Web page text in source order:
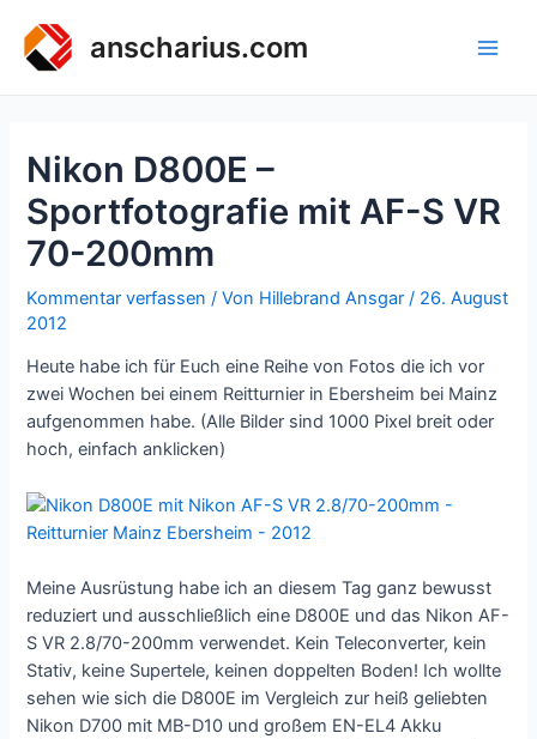
Inhalt
springen
anscharius.com
Nikon D800E –
Sportfotografie mit AF-S VR
70-200mm
Kommentar verfassen / Von Hillebrand Ansgar / 26. August
2012
Heute habe ich für Euch eine Reihe von Fotos die ich vor
zwei Wochen bei einem Reitturnier in Ebersheim bei Mainz
aufgenommen habe. (Alle Bilder sind 1000 Pixel breit oder
hoch, einfach anklicken)
Meine Ausrüstung habe ich an diesem Tag ganz bewusst
reduziert und ausschließlich eine D800E und das Nikon AF-
S VR 2.8/70-200mm verwendet. Kein Teleconverter, kein
Stativ, keine Supertele, keinen doppelten Boden! Ich wollte
sehen wie sich die D800E im Vergleich zur heiß geliebten
Nikon D700 mit MB-D10 und großem EN-EL4 Akku